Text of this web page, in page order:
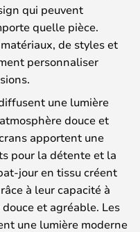
qui peuvent
quelle pièce.
de styles et
personnaliser
une lumière
douce et
apportent une
pour la détente et la
jour en tissu créent
à leur capacité à
et agréable. Les
une lumière moderne